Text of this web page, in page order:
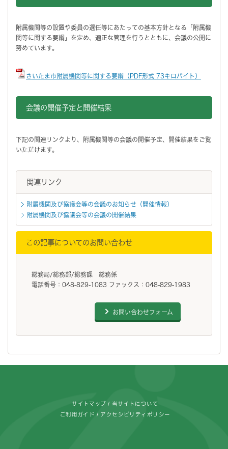
附属機関等の設置や委員の選任等にあたっての基本方針となる「附属機
関等に関する要綱」を定め、適正な管理を行うとともに、会議の公開に
努めています。
さいたま市附属機関等に関する要綱（PDF形式 73キロバイト）
会議の開催予定と開催結果
下記の関連リンクより、附属機関等の会議の開催予定、開催結果をご覧
いただけます。
関連リンク
附属機関及び協議会等の会議のお知らせ（開催情報）
附属機関及び協議会等の会議の開催結果
この記事についてのお問い合わせ
総務局/総務部/総務課 総務係
電話番号：048-829-1083 ファックス：048-829-1983
お問い合わせフォーム
サイトマップ 当サイトについて
ご利用ガイド アクセシビリティポリシー